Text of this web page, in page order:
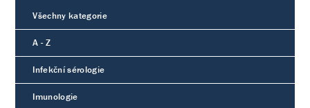
Všechny kategorie
A - Z
Infekční sérologie
Imunologie